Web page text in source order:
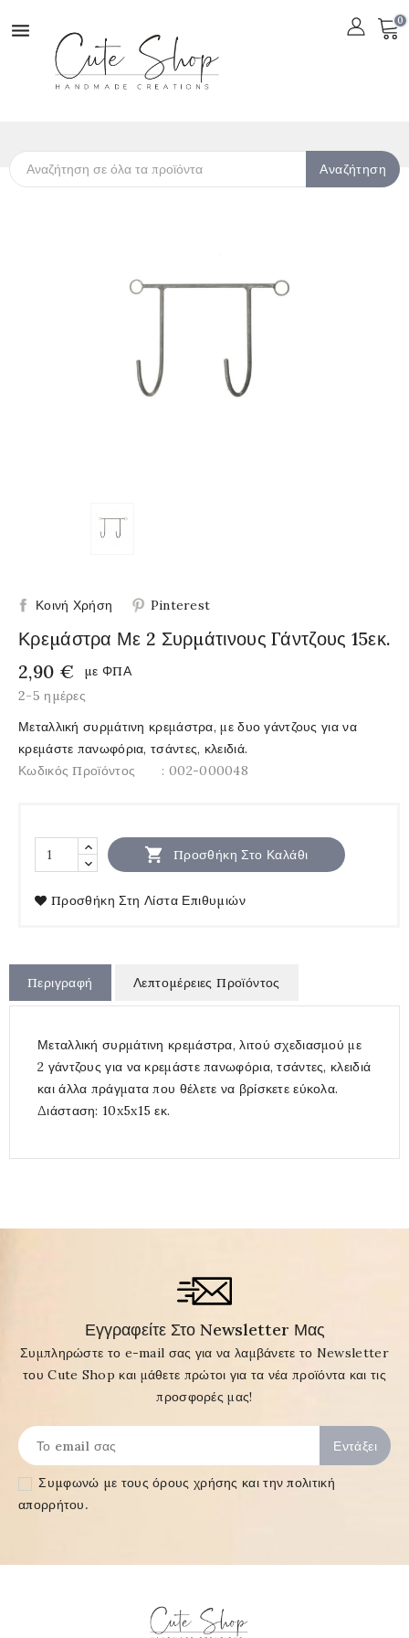
 0
Αναζήτηση
Κοινή Χρήση Pinterest
Κρεμάστρα Με 2 Συρμάτινους Γάντζους 15εκ.
2,90 €
με ΦΠΑ
2-5 ημέρες
Μεταλλική συρμάτινη κρεμάστρα, με δυο γάντζους για να
κρεμάστε πανωφόρια, τσάντες, κλειδιά.
Κωδικός Προϊόντος
: 002-000048
 Προσθήκη Στο Καλάθι
Προσθήκη Στη Λίστα Επιθυμιών
Περιγραφή Λεπτομέρειες Προϊόντος
Μεταλλική συρμάτινη κρεμάστρα, λιτού σχεδιασμού με
2 γάντζους για να κρεμάστε πανωφόρια, τσάντες, κλειδιά
και άλλα πράγματα που θέλετε να βρίσκετε εύκολα.
Διάσταση: 10x5x15 εκ.
Εγγραφείτε Στο Newsletter Μας
Συμπληρώστε το e-mail σας για να λαμβάνετε το Newsletter
του Cute Shop και μάθετε πρώτοι για τα νέα προϊόντα και τις
προσφορές μας!
Συμφωνώ με τουςόρους χρήσης και την πολιτική
απορρήτου.